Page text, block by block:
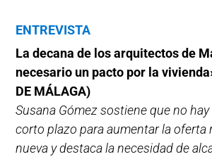
ENTREVISTA
La decana de los arquitectos de
necesario un pacto por la
DE MÁLAGA)
Susana Gómez sostiene que no
corto plazo para aumentar la oferta
nueva y destaca la necesidad de